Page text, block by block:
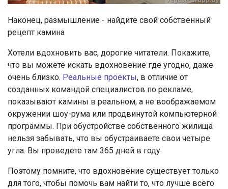
Наконец, размышление - найдите свой собственный
рецепт камина
Хотели вдохновить вас, дорогие читатели. Покажите,
что вы можете искать вдохновение где угодно, даже
очень близко. Реальные проекты, в отличие от
созданных командой специалистов по рекламе,
показывают камины в реальном, а не воображаемом
окружении шоу-рума или продвинутой компьютерной
программы. При обустройстве собственного жилища
нельзя забывать, что вы обустраиваете свои четыре
угла. Вы проведете там 365 дней в году.
Поэтому помните, что вдохновение существует только
для того, чтобы помочь вам найти то, что лучше всего